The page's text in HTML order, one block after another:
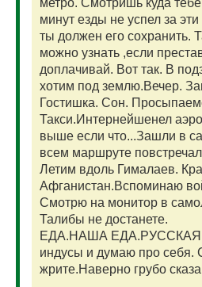
метро. Смотришь куда
минут езды не успел за
ты должен его сохранить.
можно узнать ,если
доплачивай. Вот так. В
хотим под землю.Вечер.
Гостишка. Сон.
Такси.Интернейшенел
выше если что...Зашли в
всем маршруте
Летим вдоль Гималаев.
Афганистан.Вспоминаю
Смотрю на монитор в
Талибы не достанете.
ЕДА.НАША ЕДА.РУССКАЯ.
индусы и думаю про себя.
жрите.Наверно грубо